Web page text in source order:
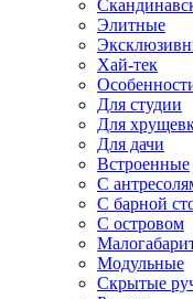
Элитные
Хай-тек
Для студии
Для
Для дачи
Встроенные
С
С барной
С островом
Модульные
Скрытые